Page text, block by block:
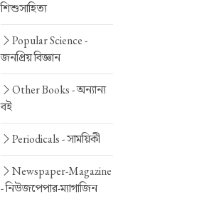
শিশুসাহিত্য
Popular Science -
জনপ্রিয় বিজ্ঞান
Other Books -অন্যান্য
বই
Periodicals -সাময়িকী
Newspaper-Magazine
-নিউজপেপার-ম্যাগাজিন